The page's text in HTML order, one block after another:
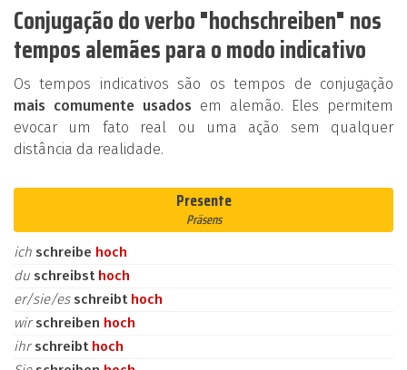
Conjugação do verbo "hochschreiben" nos
tempos alemães para o modo indicativo
Os tempos indicativos são os tempos de conjugação
mais comumente usados em alemão. Eles permitem
evocar um fato real ou uma ação sem qualquer
distância da realidade.
Presente
Präsens
ich schreibe hoch
du schreibst hoch
er/sie/es schreibt hoch
wirschreiben hoch
ihrschreibt hoch